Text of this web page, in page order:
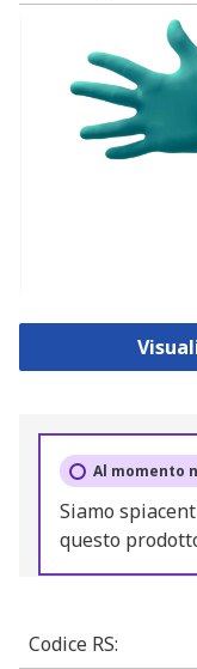
Al momento
Siamo
questo
Codice RS: